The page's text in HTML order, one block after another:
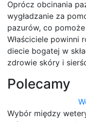
Oprócz obcinania
wygładzanie za
pazurów, co
Właściciele powinni
diecie bogatej w
zdrowie skóry i
Polecamy
Wybór między